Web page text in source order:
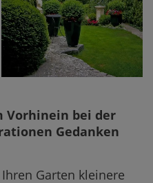
Vorhinein bei der
Gedanken
Garten kleinere